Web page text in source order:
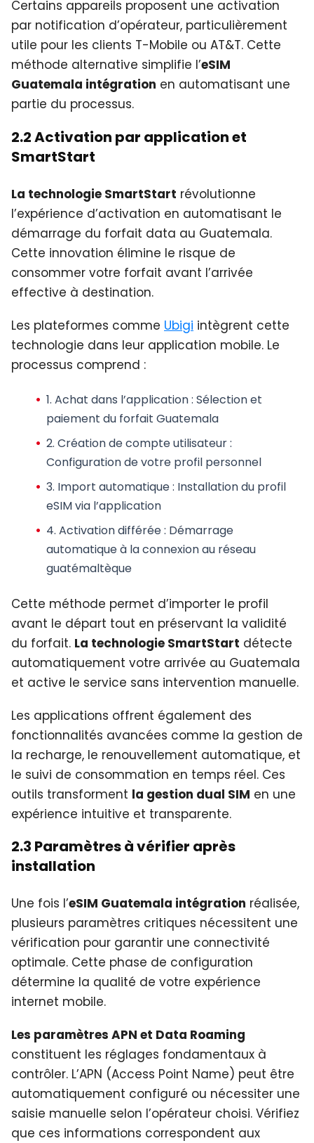
Certains appareils proposent une activation
par notification d’opérateur, particulièrement
utile pour les clients T-Mobile ou AT&T. Cette
méthode alternative simplifie l’eSIM
Guatemala intégration en automatisant une
partie du processus.
2.2 Activation par application et
SmartStart
La technologie SmartStart révolutionne
l’expérience d’activation en automatisant le
démarrage du forfait data au Guatemala.
Cette innovation élimine le risque de
consommer votre forfait avant l’arrivée
effective à destination.
Les plateformes comme Ubigi intègrent cette
technologie dans leur application mobile. Le
processus comprend :
1. Achat dans l’application: Sélection et
paiement du forfait Guatemala
2. Création de compte utilisateur:
Configuration de votre profil personnel
3. Import automatique: Installation du profil
eSIM via l’application
4. Activation différée: Démarrage
automatique à la connexion au réseau
guatémaltèque
Cette méthode permet d’importer le profil
avant le départ tout en préservant la validité
du forfait. La technologie SmartStart détecte
automatiquement votre arrivée au Guatemala
et active le service sans intervention manuelle.
Les applications offrent également des
fonctionnalités avancées comme la gestion de
la recharge, le renouvellement automatique, et
le suivi de consommation en temps réel. Ces
outils transforment la gestion dual SIM en une
expérience intuitive et transparente.
2.3 Paramètres à vérifier après
installation
Une fois l’eSIM Guatemala intégration réalisée,
plusieurs paramètres critiques nécessitent une
vérification pour garantir une connectivité
optimale. Cette phase de configuration
détermine la qualité de votre expérience
internet mobile.
Les paramètres APN et Data Roaming
constituent les réglages fondamentaux à
contrôler. L’APN (Access Point Name) peut être
automatiquement configuré ou nécessiter une
saisie manuelle selon l’opérateur choisi. Vérifiez
que ces informations correspondent aux